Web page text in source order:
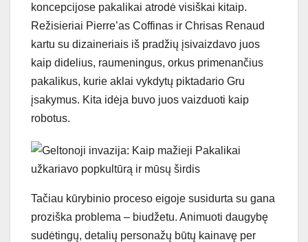
koncepcijose pakalikai atrodė visiškai kitaip.
Režisieriai Pierre’as Coffinas ir Chrisas Renaud
kartu su dizaineriais iš pradžių įsivaizdavo juos
kaip didelius, raumeningus, orkus primenančius
pakalikus, kurie aklai vykdytų piktadario Gru
įsakymus. Kita idėja buvo juos vaizduoti kaip
robotus.
Tačiau kūrybinio proceso eigoje susidurta su gana
proziška problema – biudžetu. Animuoti daugybę
sudėtingų, detalių personažų būtų kainavę per